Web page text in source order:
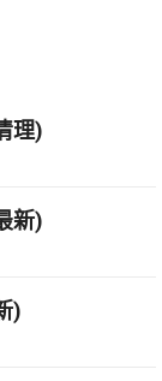
理)
新)
)